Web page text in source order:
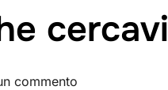
cercavi
commento